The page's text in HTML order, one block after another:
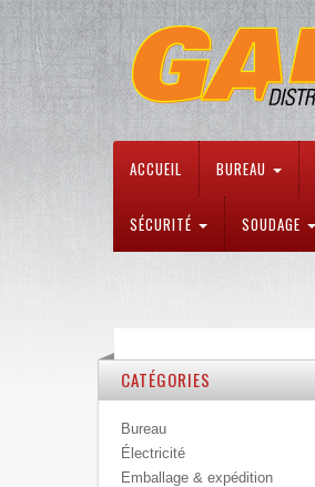
ACCUEIL BUREAU
SÉCURITÉ SOUDAGE
CATÉGORIES
Bureau
Électricité
Emballage & expédition